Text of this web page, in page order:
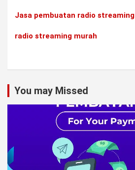
Jasa pembuatan radio streaming
radio streaming murah
You may Missed